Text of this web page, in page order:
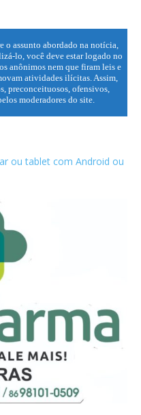
o assunto abordado na notícia,
lo, você deve estar logado no
anônimos nem que firam leis e
atividades ilícitas. Assim,
preconceituosos, ofensivos,
moderadores do site.